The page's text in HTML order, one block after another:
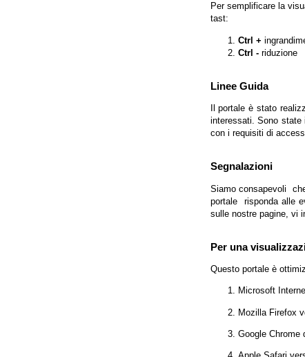
Per semplificare la
tast:
Ctrl +
Ctrl -riduzione
Linee Guida
Il portale è stato
interessati. Sono state
con i requisiti di
Segnalazioni
Siamo consapevoli
portale risponda alle
sulle nostre pagine, vi
Per una
Questo portale è
Microsoft
Mozilla Firefox
Google Chrome